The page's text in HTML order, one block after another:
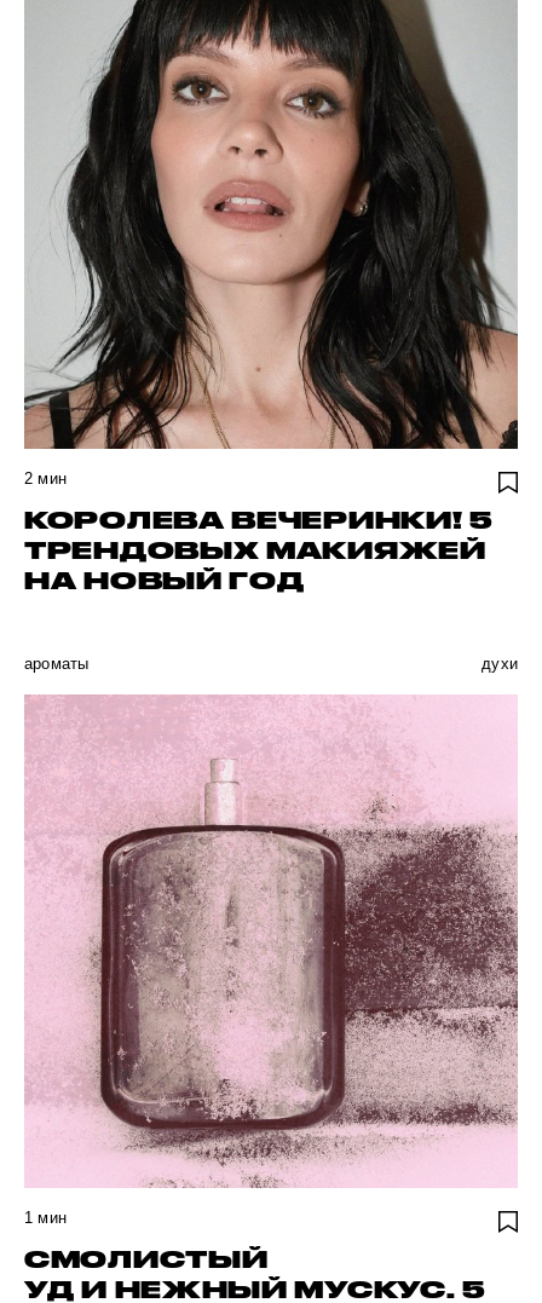
2 мин
КОРОЛЕВА ВЕЧЕРИНКИ! 5
ТРЕНДОВЫХ МАКИЯЖЕЙ
НА НОВЫЙ ГОД
ароматы духи
1 мин
СМОЛИСТЫЙ
УД И НЕЖНЫЙ МУСКУС. 5